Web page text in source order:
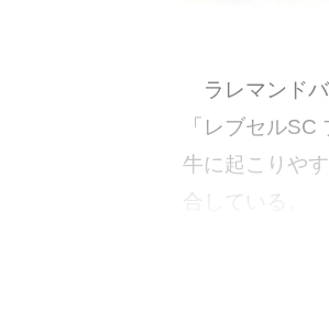
ラレマンドバ
「レブセル
牛に起こりや
合している。